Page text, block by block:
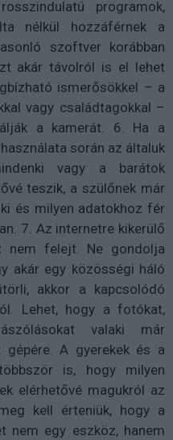
programok,
nélkül hozzáférnek a
szoftver korábban
akár távolról is el lehet
ismerősökkel – a
vagy családtagokkal –
a kamerát. 6. Ha a
során az általuk
vagy a barátok
teszik, a szülőnek már
és milyen adatokhoz fér
7. Az internetre kikerülő
nem felejt. Ne gondolja
akár egy közösségi háló
akkor a kapcsolódó
Lehet, hogy a fotókat,
valaki már
A gyerekek és a
is, hogy milyen
elérhetővé magukról az
kell érteniük, hogy a
nem egy eszköz, hanem